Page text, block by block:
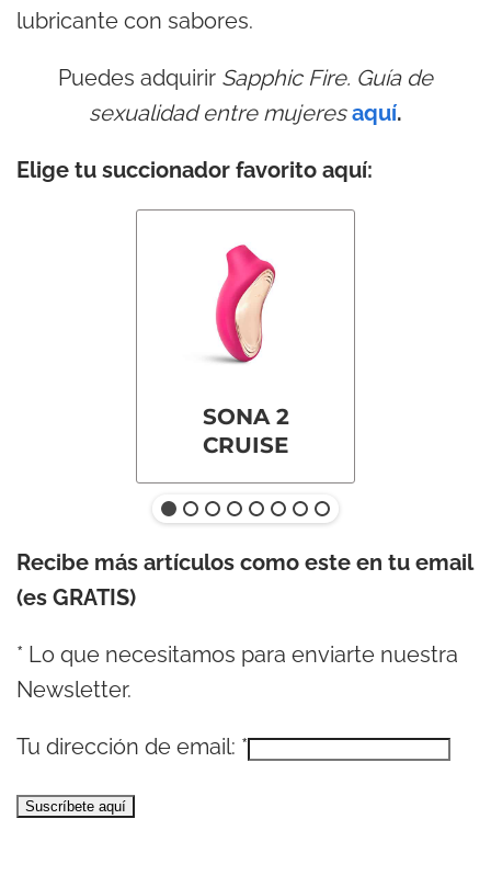
lubricante con sabores.
Puedes adquirir Sapphic Fire. Guía de
sexualidad entre mujeresaquí.
Elige tu succionador favorito aquí:
SONA 2
CRUISE
Recibe más artículos como este en tu email
(es GRATIS)
* Lo que necesitamos para enviarte nuestra
Newsletter.
Tu dirección de email: *